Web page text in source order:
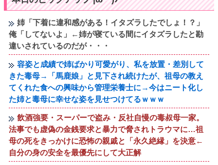
姉「下着に違和感がある！イタズラしたでしょ！？」
俺「してないよ」←姉が寝ている間にイタズラしたと勘
違いされているのだが・・・
容姿と成績で姉ばかり可愛がり、私を放置・差別して
きた毒母→「馬鹿娘」と見下され続けたが、祖母の教え
てくれた食への興味から管理栄養士に→今はニート化し
た姉と毒母に幸せな姿を見せつけてるｗｗｗ
飲酒強要・スーパーで盗み・反社自慢の毒叔母一家。
法事でも虚偽の金銭要求と暴力で脅されトラウマに…祖
母の死をきっかけに恐怖の親戚と「永久絶縁」を決意←
自分の身の安全を最優先にして大正解